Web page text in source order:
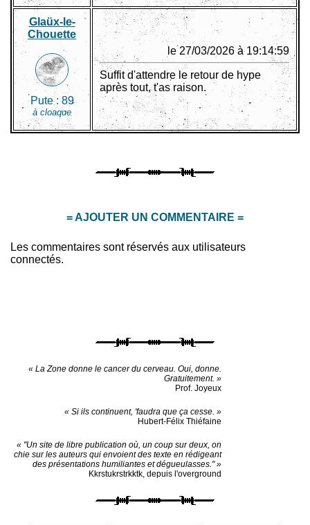
Glaüx-le-
Chouette
Pute : 89
à cloaque
le 27/03/2026 à 19:14:59
Suffit d'attendre le retour de hype
après tout, t'as raison.
= AJOUTER UN COMMENTAIRE =
Les commentaires sont réservés aux utilisateurs
connectés.
« La Zone donne le cancer du cerveau. Oui, donne.
Gratuitement. »
Prof. Joyeux
« Si ils continuent, 'faudra que ça cesse. »
Hubert-Félix Thiéfaine
« "Un site de libre publication où, un coup sur deux, on
chie sur les auteurs qui envoient des texte en rédigeant
des présentations humiliantes et dégueulasses." »
Kkrstukrstrkktk, depuis l'overground